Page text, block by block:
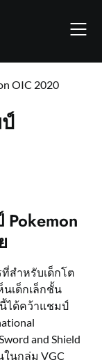
สำหรับเด็กโต
นเด็กเล็กชั้น
ได้คว้าแชมป์
and Shield
นกลุ่ม VGC